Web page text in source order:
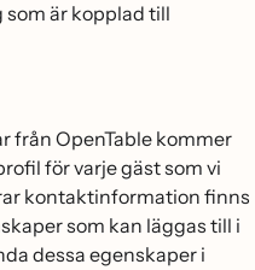
är kopplad till
från OpenTable kommer
för varje gäst som vi
kontaktinformation finns
som kan läggas till i
dessa egenskaper i